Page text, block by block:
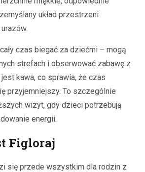
układ przestrzeni
czas biegać za dziećmi – mogą
strefach i obserwować zabawę z
kawa, co sprawia, że czas
przyjemniejszy. To szczególnie
wizyt, gdy dzieci potrzebują
energii.
Figloraj
się przede wszystkim dla rodzin z